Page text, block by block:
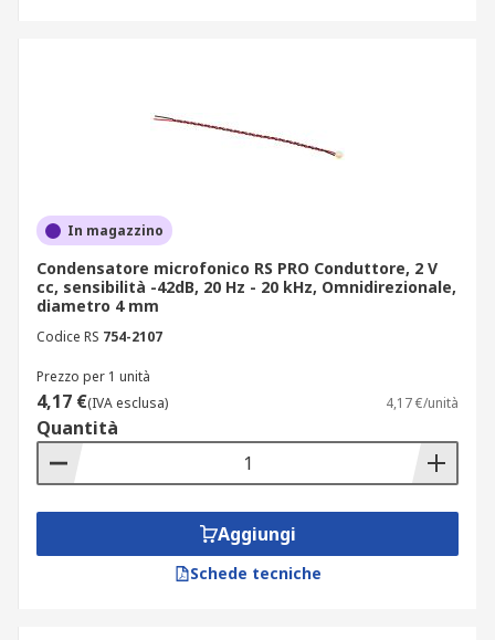
In magazzino
Condensatore microfonico RS PRO Conduttore, 2 V
cc, sensibilità -42dB, 20 Hz - 20 kHz, Omnidirezionale,
diametro 4 mm
Codice RS 754-2107
Prezzo per 1 unità
4,17 €(IVA esclusa) 4,17 €/unità
Quantità
Aggiungi
Schede tecniche